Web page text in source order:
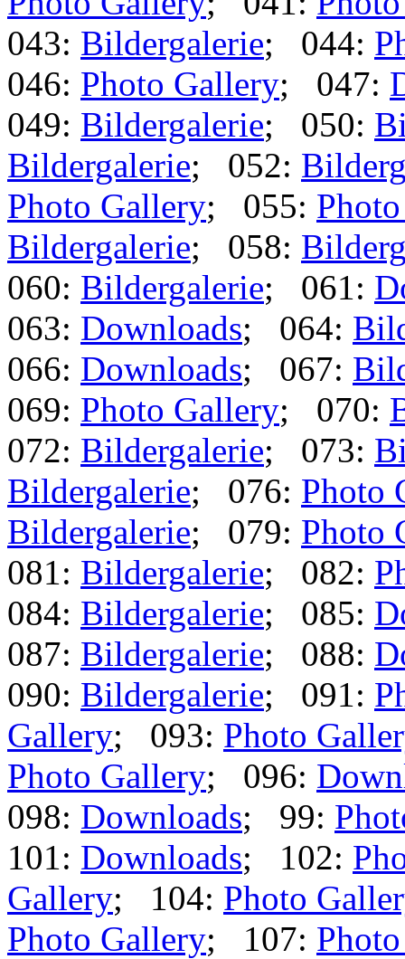
043: Bildergalerie; 044:
046: Photo Gallery; 047:
049: Bildergalerie; 050:
Bildergalerie; 052:
Photo Gallery; 055:
Bildergalerie; 058:
060: Bildergalerie; 061:
063: Downloads; 064:
066: Downloads; 067:
069: Photo Gallery; 070:
072: Bildergalerie; 073:
Bildergalerie; 076: Photo
Bildergalerie; 079: Photo
081: Bildergalerie; 082:
084: Bildergalerie; 085:
087: Bildergalerie; 088:
090: Bildergalerie; 091:
Gallery; 093: Photo
Photo Gallery; 096:
098: Downloads; 99:
101: Downloads; 102:
Gallery; 104: Photo
Photo Gallery; 107: